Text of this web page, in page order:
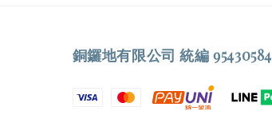
銅鑼地有限公司 統編 95430584